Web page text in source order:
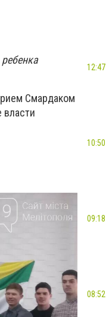
Смардаком
власти
12:47
10:50
09:18
08:52